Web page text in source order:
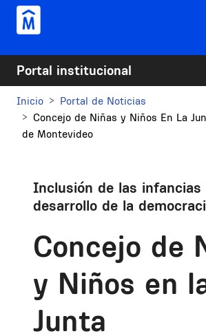
Pasar al contenido principal
Portal institucional
Inicio
Portal de Noticias
Concejo de Niñas y Niños En La
de Montevideo
Inclusión de las infancias
desarrollo de la
Concejo de
y Niños en
Junta